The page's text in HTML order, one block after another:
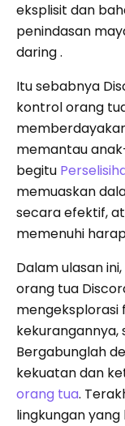
eksplisit dan
penindasan
daring .
Itu sebabnya
kontrol orang
memantau
begitu
memuaskan
secara efektif,
memenuhi
Dalam ulasan
orang tua
mengeksplorasi
kekurangannya,
Bergabunglah
kekuatan dan
orang tua.
lingkungan